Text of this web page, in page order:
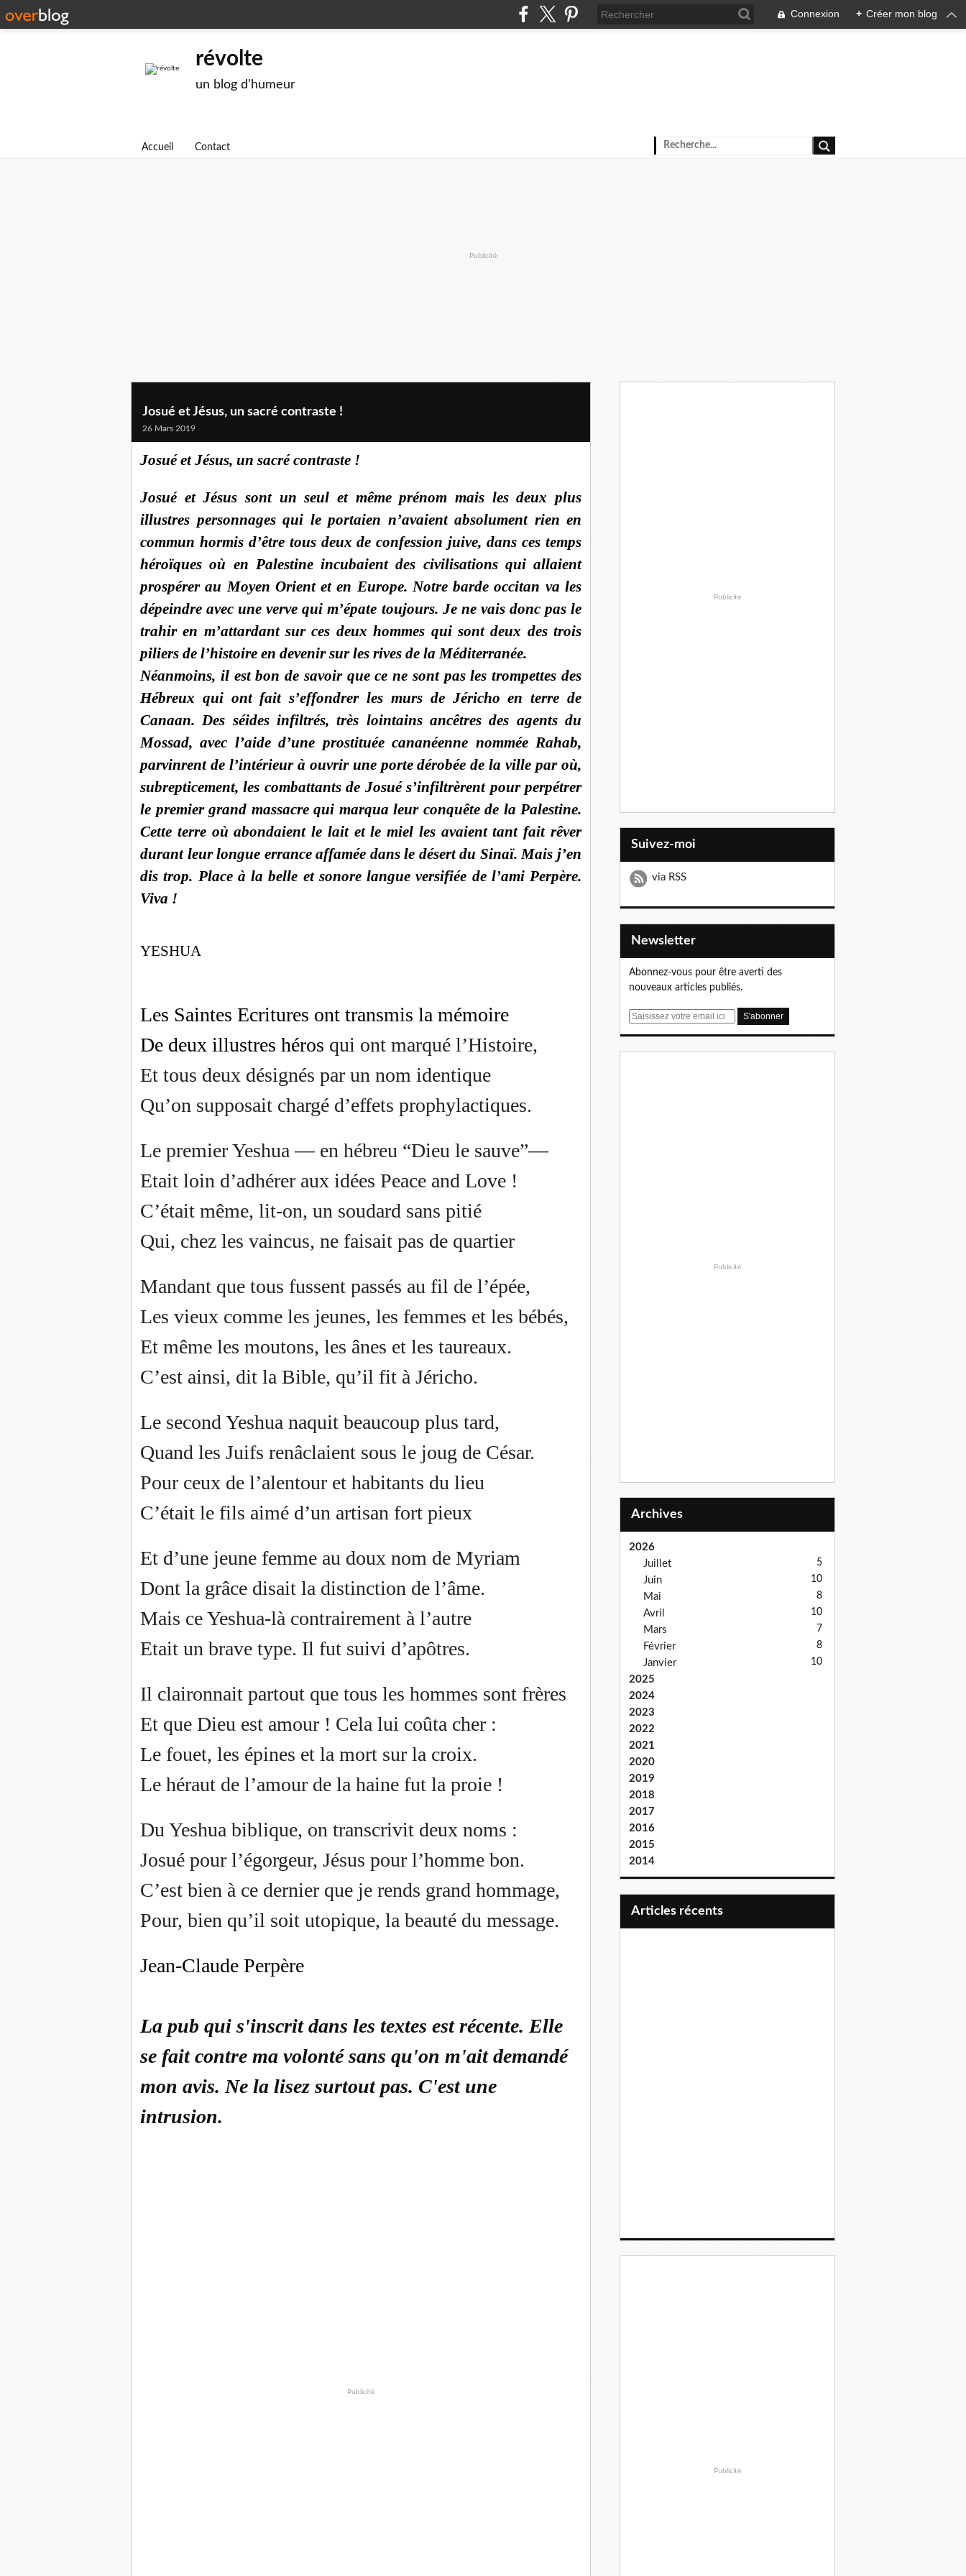
Connexion + Créer mon blog
révolte
un blog d'humeur
Accueil Contact
Publicité
Josué et Jésus, un sacré contraste !
26 Mars 2019
Josué et Jésus, un sacré contraste !
Josué et Jésus sont un seul et même prénom mais les deux plus
illustres personnages qui le portaien n’avaient absolument rien en
commun hormis d’être tous deux de confession juive, dans ces temps
héroïques où en Palestine incubaient des civilisations qui allaient
prospérer au Moyen Orient et en Europe. Notre barde occitan va les
dépeindre avec une verve qui m’épate toujours. Je ne vais donc pas le
trahir en m’attardant sur ces deux hommes qui sont deux des trois
piliers de l’histoire en devenir sur les rives de la Méditerranée.
Néanmoins, il est bon de savoir que ce ne sont pas les trompettes des
Hébreux qui ont fait s’effondrer les murs de Jéricho en terre de
Canaan. Des séides infiltrés, très lointains ancêtres des agents du
Mossad, avec l’aide d’une prostituée cananéenne nommée Rahab,
parvinrent de l’intérieur à ouvrir une porte dérobée de la ville par où,
subrepticement, les combattants de Josué s’infiltrèrent pour perpétrer
le premier grand massacre qui marqua leur conquête de la Palestine.
Cette terre où abondaient le lait et le miel les avaient tant fait rêver
durant leur longue errance affamée dans le désert du Sinaï. Mais j’en
dis trop. Place à la belle et sonore langue versifiée de l’ami Perpère.
Viva !
YESHUA
Les Saintes Ecritures ont transmis la mémoire
De deux illustres héros qui ont marqué l’Histoire,
Et tous deux désignés par un nom identique
Qu’on supposait chargé d’effets prophylactiques.
Le premier Yeshua — en hébreu “Dieu le sauve”—
Etait loin d’adhérer aux idées Peace and Love !
C’était même, lit-on, un soudard sans pitié
Qui, chez les vaincus, ne faisait pas de quartier
Mandant que tous fussent passés au fil de l’épée,
Les vieux comme les jeunes, les femmes et les bébés,
Et même les moutons, les ânes et les taureaux.
C’est ainsi, dit la Bible, qu’il fit à Jéricho.
Le second Yeshua naquit beaucoup plus tard,
Quand les Juifs renâclaient sous le joug de César.
Pour ceux de l’alentour et habitants du lieu
C’était le fils aimé d’un artisan fort pieux
Et d’une jeune femme au doux nom de Myriam
Dont la grâce disait la distinction de l’âme.
Mais ce Yeshua-là contrairement à l’autre
Etait un brave type. Il fut suivi d’apôtres.
Il claironnait partout que tous les hommes sont frères
Et que Dieu est amour ! Cela lui coûta cher :
Le fouet, les épines et la mort sur la croix.
Le héraut de l’amour de la haine fut la proie !
Du Yeshua biblique, on transcrivit deux noms :
Josué pour l’égorgeur, Jésus pour l’homme bon.
C’est bien à ce dernier que je rends grand hommage,
Pour, bien qu’il soit utopique, la beauté du message.
Jean-Claude Perpère
La pub qui s'inscrit dans les textes est récente. Elle
se fait contre ma volonté sans qu'on m'ait demandé
mon avis. Ne la lisez surtout pas. C'est une
intrusion.
Publicité
Publicité
Suivez-moi
via RSS
Newsletter
Abonnez-vous pour être averti des
nouveaux articles publiés.
E
Publicité
Archives
2026
Juillet
5
Juin 10
Mai 8
Avril 10
Mars 7
Février 8
Janvier 10
2025
2024
2023
2022
2021
2020
2019
2018
2017
2016
2015
2014
articles récents
Publicité